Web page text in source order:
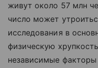
живут около 57 млн
число может
исследования в
физическую
независимые факторы